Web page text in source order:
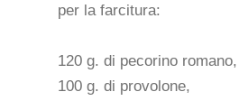
per la farcitura:
120 g. di pecorino romano,
100 g. di provolone,